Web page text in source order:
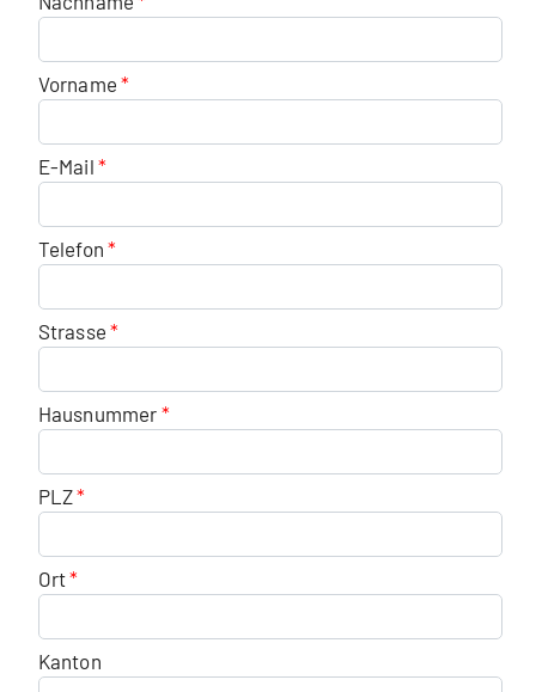
Vorname
E-Mail
Telefon
Strasse
Hausnummer
PLZ
Ort
Kanton